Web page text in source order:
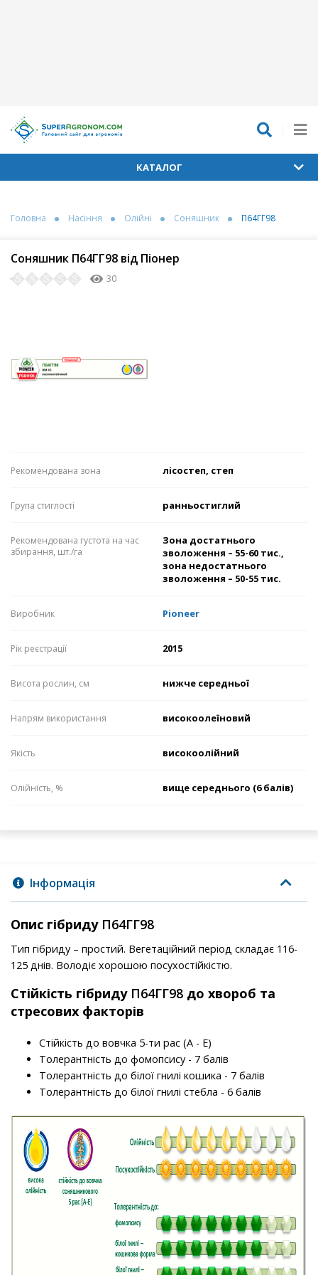
КАТАЛОГ
Головна Насіння Олійні Соняшник П64ГГ98
Соняшник П64ГГ98 від Піонер
30
Рекомендована зона лісостеп, степ
Група стиглості ранньостиглий
Рекомендована густота на час
збирання, шт./га
Зона достатнього
зволоження – 55-60 тис.,
зона недостатнього
зволоження – 50-55 тис.
Виробник Pioneer
Рік реєстрації 2015
Висота рослин, см нижче середньої
Напрям використання високоолеїновий
Якість високоолійний
Олійність, % вище середнього (6 балів)
Інформація
Опис гібриду П64ГГ98
Тип гібриду – простий. Вегетаційний період складає 116-
125 днів. Володіє хорошою посухостійкістю.
Стійкість гібриду П64ГГ98 до хвороб та
стресових факторів
Стійкість до вовчка 5-ти рас (А - Е)
Толерантність до фомопсису - 7 балів
Толерантність до білої гнилі кошика - 7 балів
Толерантність до білої гнилі стебла - 6 балів